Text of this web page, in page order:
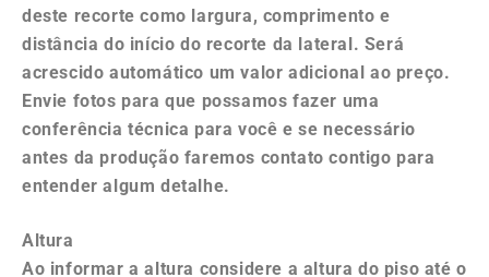
deste recorte como largura, comprimento e
distância do início do recorte da lateral. Será
acrescido automático um valor adicional ao preço.
Envie fotos para que possamos fazer uma
conferência técnica para você e se necessário
antes da produção faremos contato contigo para
entender algum detalhe.
Altura
Ao informar a altura considere a altura do piso até o